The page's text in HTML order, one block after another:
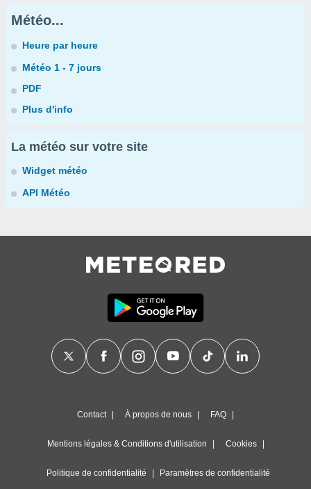
Météo...
Heure par heure
Météo 1 - 7 jours
PDF
Plus d'info
La météo sur votre site
Widget météo
API Météo
Contact À propos de nous FAQ
Mentions légales & Conditions d'utilisation Cookies
Politique de confidentialité Paramètres de confidentialité